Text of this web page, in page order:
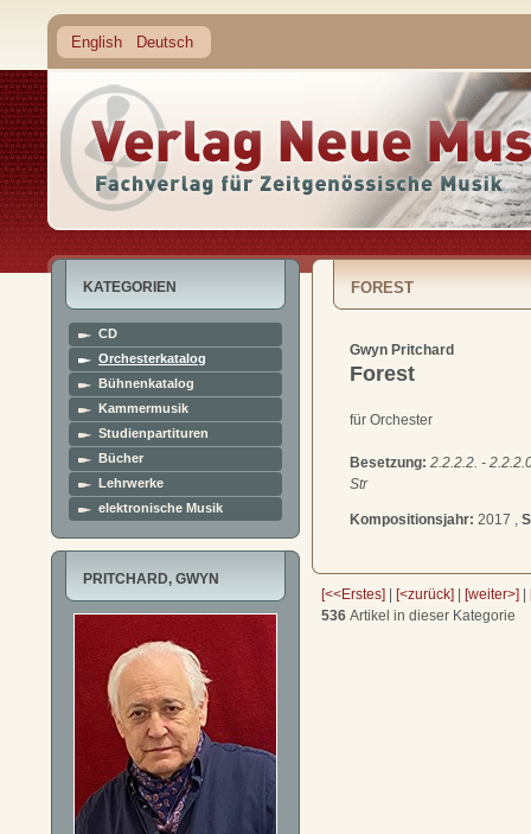
English Deutsch
KATEGORIEN
CD
Orchesterkatalog
Bühnenkatalog
Kammermusik
Studienpartituren
Bücher
Lehrwerke
elektronische Musik
PRITCHARD, GWYN
FOREST
Gwyn Pritchard
Forest
für Orchester
Besetzung: 2.2.2.2. -
Str
Kompositionsjahr: 2017 ,
[<<Erstes] [<zurück] [weiter>]
536 Artikel in dieser Kategorie